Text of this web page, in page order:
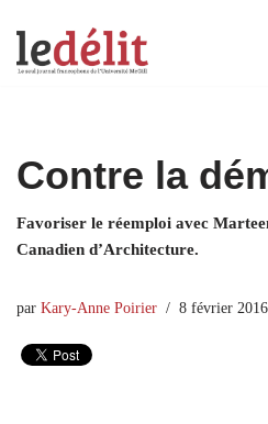
Aller
Contre la
Favoriser le réemploi avec
Canadien d’Architecture.
par Kary-Anne Poirier 8 février 2016